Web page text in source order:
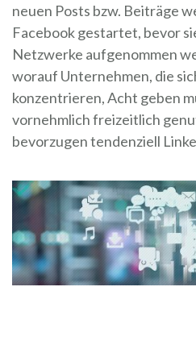
neuen Posts bzw. Beiträge
Facebook gestartet, bevor
Netzwerke aufgenommen
worauf Unternehmen, die
konzentrieren, Acht geben
vornehmlich freizeitlich
bevorzugen tendenziell